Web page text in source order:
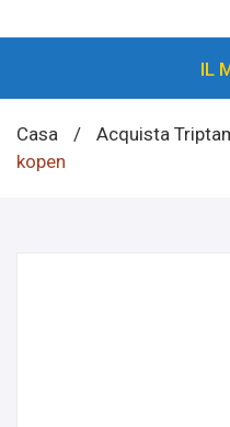
IL
Casa / Acquista
kopen